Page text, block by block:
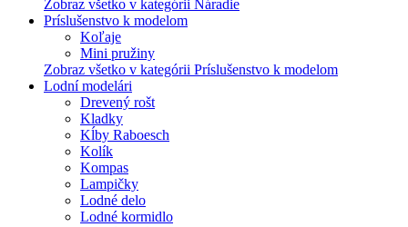
Zobraz všetko v kategórii Náradie
Príslušenstvo k modelom
Koľaje
Mini pružiny
Zobraz všetko v kategórii Príslušenstvo k modelom
Lodní modelári
Drevený rošt
Kladky
Kĺby Raboesch
Kolík
Kompas
Lampičky
Lodné delo
Lodné kormidlo